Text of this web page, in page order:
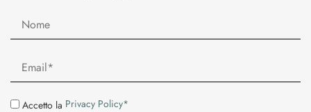
Accetto la Privacy Policy*